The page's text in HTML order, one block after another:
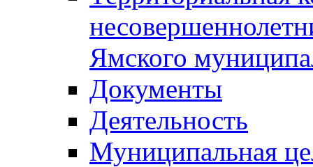
Ямского
Документы
Деятельность
Муниципальная